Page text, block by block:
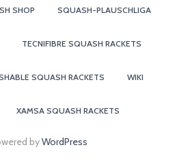
SHOP SQUASH-PLAUSCHLIGA
TECNIFIBRE SQUASH RACKETS
SQUASH RACKETS WIKI
XAMSA SQUASH RACKETS
byWordPress